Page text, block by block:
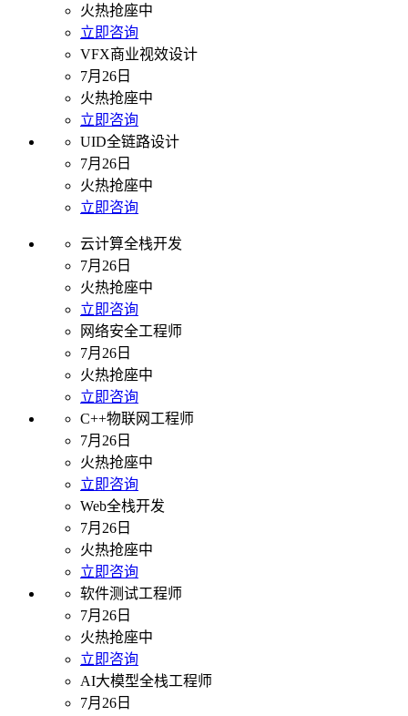
火热抢座中
立即咨询
VFX商业视效设计
7月26日
火热抢座中
立即咨询
UID全链路设计
7月26日
火热抢座中
立即咨询
云计算全栈开发
7月26日
火热抢座中
立即咨询
网络安全工程师
7月26日
火热抢座中
立即咨询
C++物联网工程师
7月26日
火热抢座中
立即咨询
Web全栈开发
7月26日
火热抢座中
立即咨询
软件测试工程师
7月26日
火热抢座中
立即咨询
AI大模型全栈工程师
7月26日